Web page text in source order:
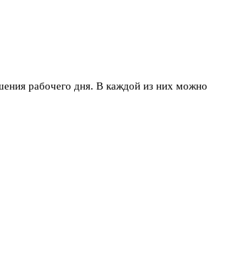
рабочего дня. В каждой из них можно